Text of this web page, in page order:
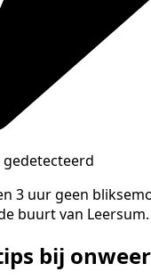
3 uur geen
buurt van Leersum.
bij onweer